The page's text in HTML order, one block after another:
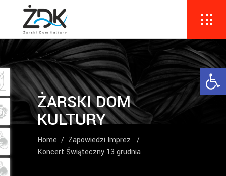
ŻARSKI DOM
KULTURY
Home / Zapowiedzi Imprez
/
Koncert Świąteczny 13 grudnia